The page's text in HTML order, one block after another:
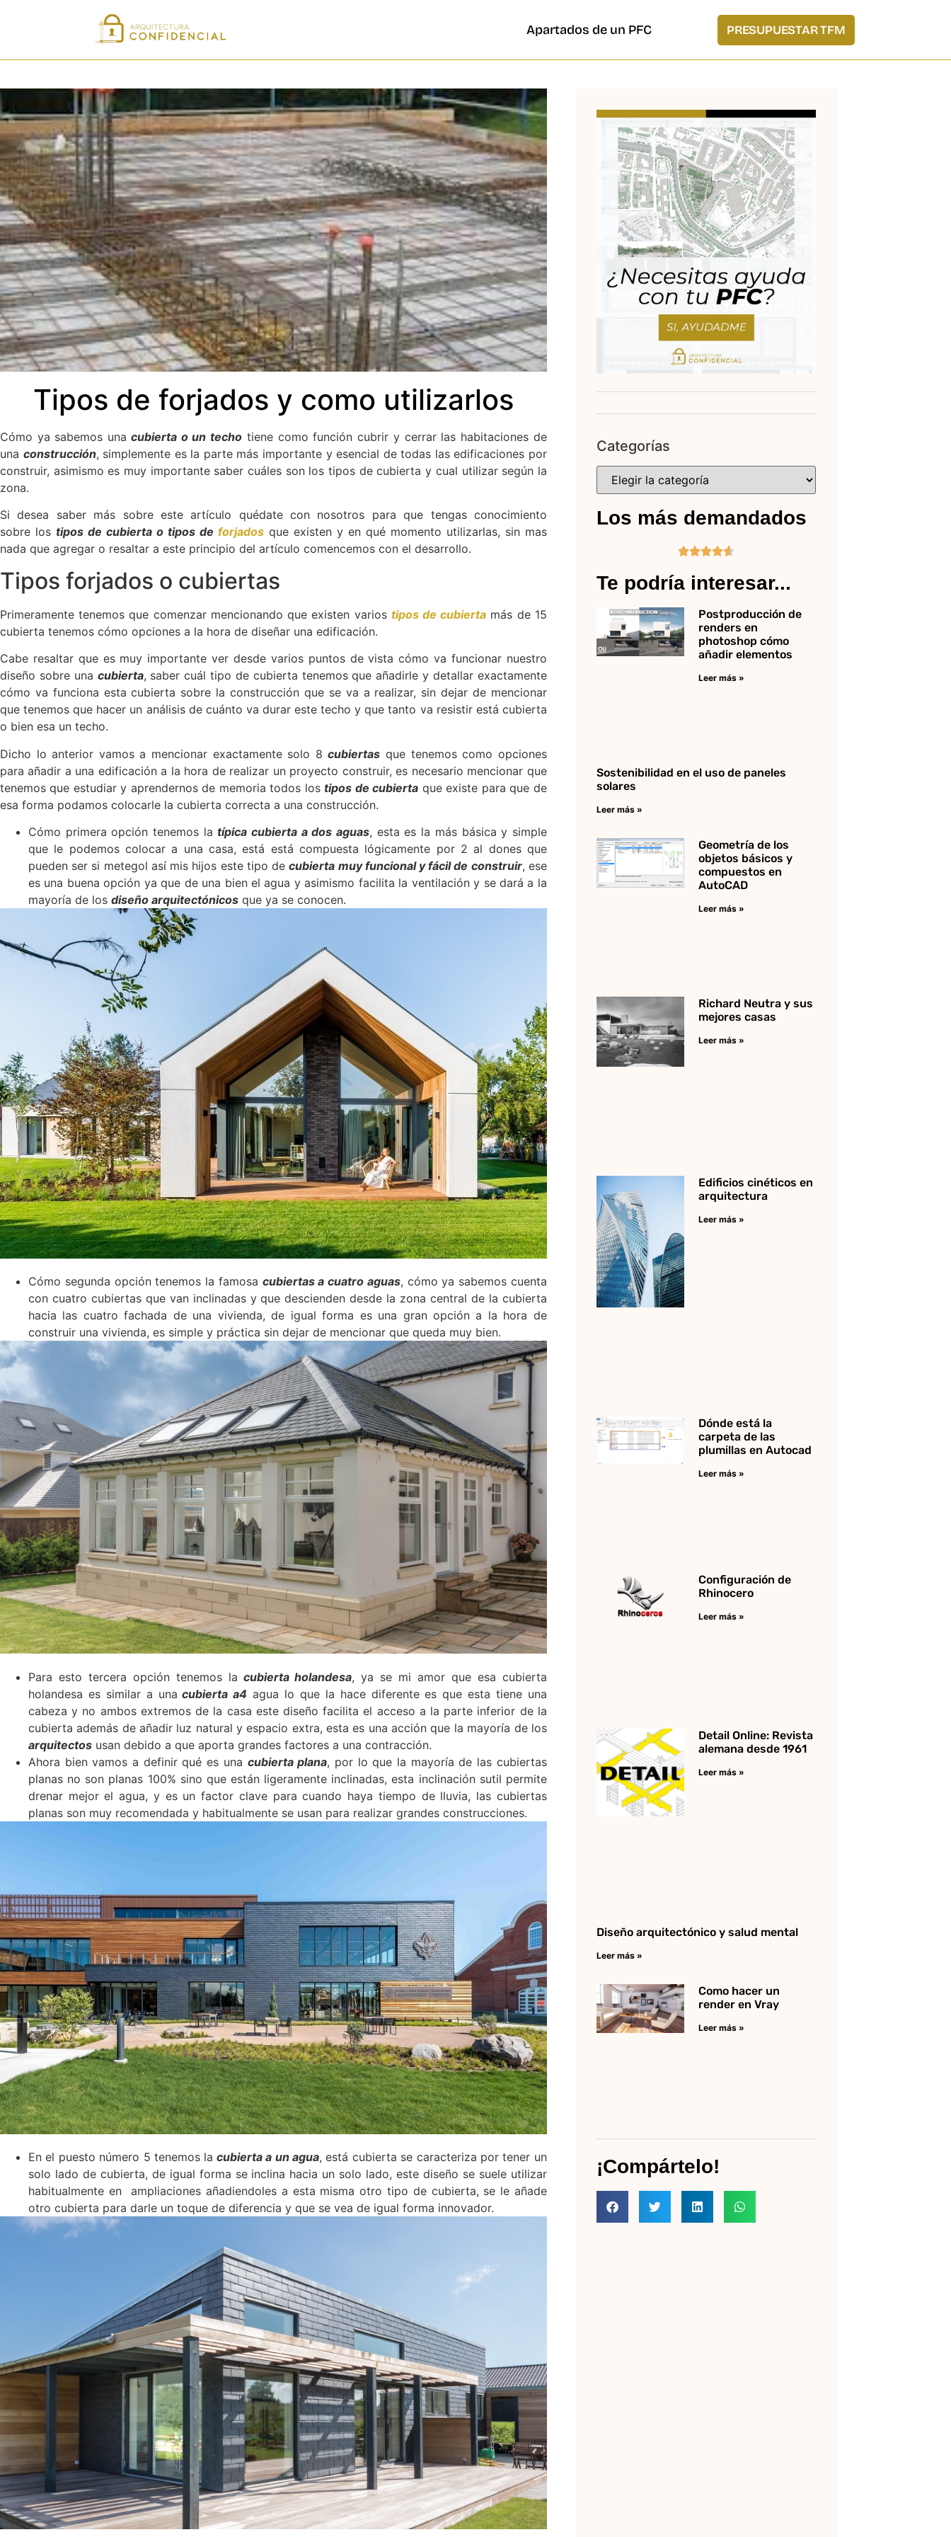
Apartados de un PFC PRESUPUESTAR TFM
Tipos de forjados y como utilizarlos
Cómo ya sabemos una cubierta o un techo tiene como función cubrir y cerrar las habitaciones de
una construcción, simplemente es la parte más importante y esencial de todas las edificaciones por
construir, asimismo es muy importante saber cuáles son los tipos de cubierta y cual utilizar según la
zona.
Si desea saber más sobre este artículo quédate con nosotros para que tengas conocimiento
sobre los tipos de cubierta o tipos de forjadosque existen y en qué momento utilizarlas, sin mas
nada que agregar o resaltar a este principio del artículo comencemos con el desarrollo.
Tipos forjados o cubiertas
Primeramente tenemos que comenzar mencionando que existen varios tipos de cubierta más de 15
cubierta tenemos cómo opciones a la hora de diseñar una edificación.
Cabe resaltar que es muy importante ver desde varios puntos de vista cómo va funcionar nuestro
diseño sobre una cubierta, saber cuál tipo de cubierta tenemos que añadirle y detallar exactamente
cómo va funciona esta cubierta sobre la construcción que se va a realizar, sin dejar de mencionar
que tenemos que hacer un análisis de cuánto va durar este techo y que tanto va resistir está cubierta
o bien esa un techo.
Dicho lo anterior vamos a mencionar exactamente solo 8cubiertas que tenemos como opciones
para añadir a una edificación a la hora de realizar un proyecto construir, es necesario mencionar que
tenemos que estudiar y aprendernos de memoria todos lostipos de cubierta que existe para que de
esa forma podamos colocarle la cubierta correcta a una construcción.
Cómo primera opción tenemos latípica cubierta a dos aguas, esta es la más básica y simple
que le podemos colocar a una casa, está está compuesta lógicamente por 2 al dones que
pueden ser si metegol así mis hijos este tipo decubierta muy funcional y fácil de construir, ese
es una buena opción ya que de una bien el agua y asimismo facilita la ventilación y se dará a la
mayoría de los diseño arquitectónicos que ya se conocen.
Cómo segunda opción tenemos la famosa cubiertas a cuatro aguas, cómo ya sabemos cuenta
con cuatro cubiertas que van inclinadas y que descienden desde la zona central de la cubierta
hacia las cuatro fachada de una vivienda, de igual forma es una gran opción a la hora de
construir una vivienda, es simple y práctica sin dejar de mencionar que queda muy bien.
Para esto tercera opción tenemos la cubierta holandesa, ya se mi amor que esa cubierta
holandesa es similar a una cubierta a4 agua lo que la hace diferente es que esta tiene una
cabeza y no ambos extremos de la casa este diseño facilita el acceso a la parte inferior de la
cubierta además de añadir luz natural y espacio extra, esta es una acción que la mayoría de los
arquitectos usan debido a que aporta grandes factores a una contracción.
Ahora bien vamos a definir qué es una cubierta plana, por lo que la mayoría de las cubiertas
planas no son planas 100% sino que están ligeramente inclinadas, esta inclinación sutil permite
drenar mejor el agua, y es un factor clave para cuando haya tiempo de lluvia, las cubiertas
planas son muy recomendada y habitualmente se usan para realizar grandes construcciones.
En el puesto número 5 tenemos la cubierta a un agua, está cubierta se caracteriza por tener un
solo lado de cubierta, de igual forma se inclina hacia un solo lado, este diseño se suele utilizar
habitualmente en ampliaciones añadiendoles a esta misma otro tipo de cubierta, se le añade
otro cubierta para darle un toque de diferencia y que se vea de igual forma innovador.
Categorías
Los más demandados

Te podría interesar...
Postproducción de
renders en
photoshop cómo
añadir elementos
Leer más »
Sostenibilidad en el uso de paneles
solares
Leer más »
Geometría de los
objetos básicos y
compuestos en
AutoCAD
Leer más »
Richard Neutra y sus
mejores casas
Leer más »
Edificios cinéticos en
arquitectura
Leer más »
Dónde está la
carpeta de las
plumillas en Autocad
Leer más »
Configuración de
Rhinocero
Leer más »
Detail Online: Revista
alemana desde 1961
Leer más »
Diseño arquitectónico y salud mental
Leer más »
Como hacer un
render en Vray
Leer más »
¡Compártelo!